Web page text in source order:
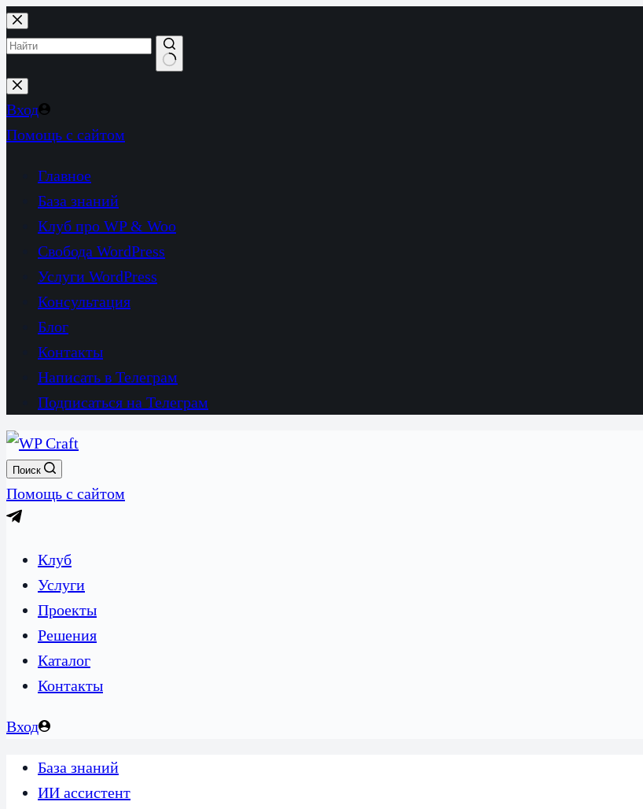
Перейти
к
Ничего
не
найдено
Вход
Помощь с сайтом
Главное
База знаний
Клуб про WP & Woo
Свобода WordPress
Услуги WordPress
Консультация
Блог
Контакты
Написать в Телеграм
Подписаться на Телеграм
Поиск
Помощь с сайтом
Клуб
Услуги
Проекты
Решения
Каталог
Контакты
Вход
База знаний
ИИ ассистент